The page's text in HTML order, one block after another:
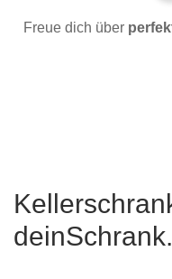
Freue dich über